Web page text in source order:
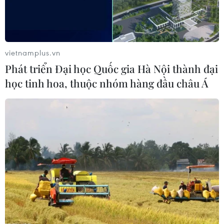
Mỹ hối thúc Nga, Pakistan ngừng hỗ trợ
17/04/2017 07:46
Cố vấn An ninh Quốc gia Mỹ cho rằng không ai nên hỗ
trợ Taliban chống lại chính quyền và người dân
Afghanistan và lực lượng này phải bị đánh bại trên
chiến trường.
vietnamplus.vn
Phát triển Đại học Quốc gia Hà Nội thành đại
học tinh hoa, thuộc nhóm hàng đầu châu Á